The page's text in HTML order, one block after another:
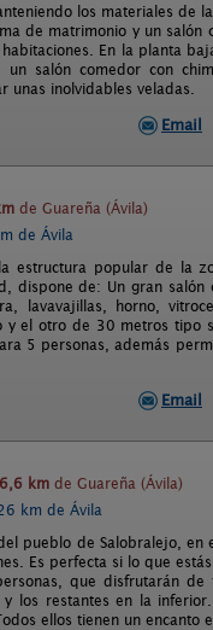
los materiales
de matrimonio y un salón
En la planta
un salón comedor con
inolvidables veladas.
Email
de Guareña (Ávila)
de Ávila
estructura popular de la
dispone de: Un gran
lavavajillas, horno,
y el otro de 30 metros
5 personas, además
Email
6,6 km de Guareña (Ávila)
km de Ávila
pueblo de Salobralejo,
Es perfecta si lo que
que disfrutarán
los restantes en la
ellos tienen un encanto